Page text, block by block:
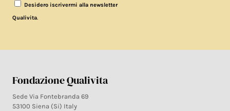
Desidero iscrivermi alla newsletter
Qualivita.
Fondazione Qualivita
Sede Via Fontebranda 69
53100 Siena (Si) Italy